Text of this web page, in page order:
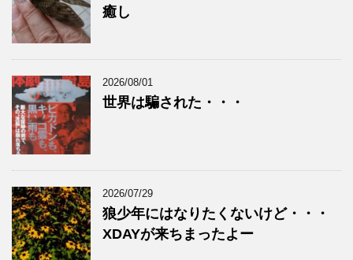
癒し
2026/08/01
世界は騙された・・・
2026/07/29
狼少年にはなりたくないけど・・・
XDAYが来ちまったよー